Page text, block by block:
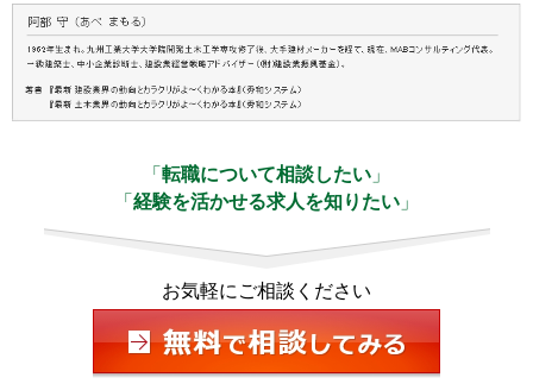
「 転職について相談したい 」
「 経験を活かせる求人を知りたい 」
お気軽にご相談ください